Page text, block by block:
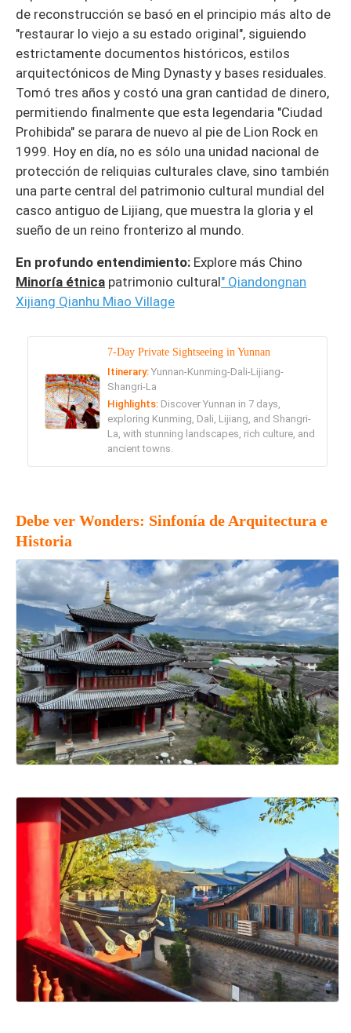
de reconstrucción se basó en el principio más alto de
"restaurar lo viejo a su estado original", siguiendo
estrictamente documentos históricos, estilos
arquitectónicos de Ming Dynasty y bases residuales.
Tomó tres años y costó una gran cantidad de dinero,
permitiendo finalmente que esta legendaria "Ciudad
Prohibida" se parara de nuevo al pie de Lion Rock en
1999. Hoy en día, no es sólo una unidad nacional de
protección de reliquias culturales clave, sino también
una parte central del patrimonio cultural mundial del
casco antiguo de Lijiang, que muestra la gloria y el
sueño de un reino fronterizo al mundo.
En profundo entendimiento: Explore más Chino
Minoría étnica patrimonio cultural" Qiandongnan
Xijiang Qianhu Miao Village
7-Day Private Sightseeing in Yunnan
Itinerary:Yunnan-Kunming-Dali-Lijiang-
Shangri-La
Highlights: Discover Yunnan in 7 days,
exploring Kunming, Dali, Lijiang, and Shangri-
La, with stunning landscapes, rich culture, and
ancient towns.
Debe ver Wonders: Sinfonía de Arquitectura e
Historia